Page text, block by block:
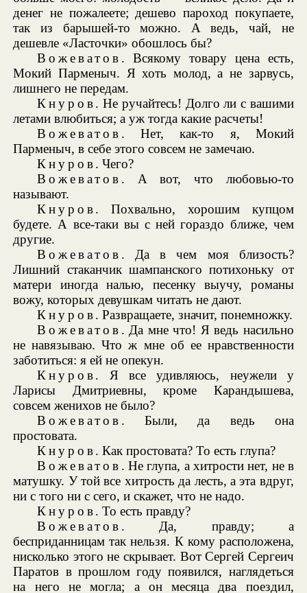
денег не пожалеете; дешево пароход покупаете,
так из барышей-то можно. А ведь, чай, не
дешевле «Ласточки» обошлось бы?
Вожеватов . Всякому товару цена есть,
Мокий Парменыч. Я хоть молод, а не зарвусь,
лишнего не передам.
Кнуров. Не ручайтесь! Долго ли с вашими
летами влюбиться; а уж тогда какие расчеты!
Вожеватов . Нет, как-то я, Мокий
Парменыч, в себе этого совсем не замечаю.
Кнуров. Чего?
Вожеватов . А вот, что любовью-то
называют.
Кнуров. Похвально, хорошим купцом
будете. А все-таки вы с ней гораздо ближе, чем
другие.
Вожеватов . Да в чем моя близость?
Лишний стаканчик шампанского потихоньку от
матери иногда налью, песенку выучу, романы
вожу, которых девушкам читать не дают.
Кнуров. Развращаете, значит, понемножку.
Вожеватов . Да мне что! Я ведь насильно
не навязываю. Что ж мне об ее нравственности
заботиться: я ей не опекун.
Кнуров. Я все удивляюсь, неужели у
Ларисы Дмитриевны, кроме Карандышева,
совсем женихов не было?
Вожеватов . Были, да ведь она
простовата.
Кнуров. Как простовата? То есть глупа?
Вожеватов . Не глупа, а хитрости нет, не в
матушку. У той все хитрость да лесть, а эта вдруг,
ни с того ни с сего, и скажет, что не надо.
Кнуров. То есть правду?
Вожеватов . Да, правду; а
бесприданницам так нельзя. К кому расположена,
нисколько этого не скрывает. Вот Сергей Сергеич
Паратов в прошлом году появился, наглядеться
на него не могла; а он месяца два поездил,